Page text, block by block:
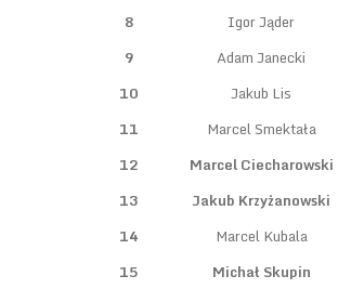
8
Igor Jąder
9
Adam Janecki
10
Jakub Lis
11
Marcel Smektała
12
Marcel Ciecharowski
13
Jakub Krzyżanowski
14
Marcel Kubala
15
Michał Skupin